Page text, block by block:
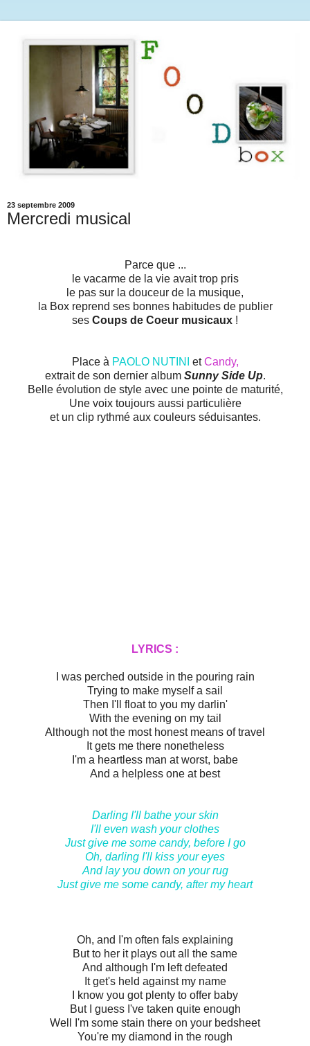
23 septembre 2009
Mercredi musical
Parce que ...
le vacarme de la vie avait trop pris
le pas sur la douceur de la musique,
la Box reprend ses bonnes habitudes de publier
ses Coups de Coeur musicaux !
Place à PAOLO NUTINI etCandy,
extrait de son dernier album Sunny Side Up.
Belle évolution de style avec une pointe de maturité,
Une voix toujours aussi particulière
et un clip rythmé aux couleurs séduisantes.
LYRICS :
I was perched outside in the pouring rain
Trying to make myself a sail
Then I'll float to you my darlin'
With the evening on my tail
Although not the most honest means of travel
It gets me there nonetheless
I'm a heartless man at worst, babe
And a helpless one at best
Darling I'll bathe your skin
I'll even wash your clothes
Just give me some candy, before I go
Oh, darling I'll kiss your eyes
And lay you down on your rug
Just give me some candy, after my heart
Oh, and I'm often fals explaining
But to her it plays out all the same
And although I'm left defeated
It get's held against my name
I know you got plenty to offer baby
But I guess I've taken quite enough
Well I'm some stain there on your bedsheet
You're my diamond in the rough